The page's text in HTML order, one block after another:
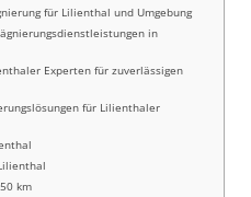
für Lilienthal und Umgebung
in
Experten für zuverlässigen
für Lilienthaler
km